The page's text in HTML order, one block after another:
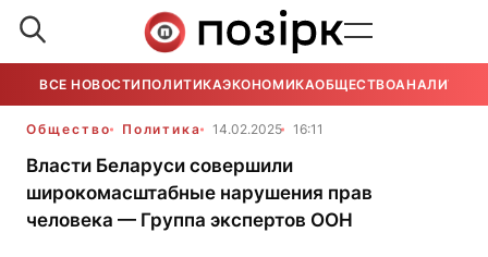
ВСЕ НОВОСТИ ПОЛИТИКАЭКОНОМИКАОБЩЕСТВОАНАЛИТИКА
Общество Политика 14.02.2025 16:11
Власти Беларуси совершили
широкомасштабные нарушения прав
человека — Группа экспертов ООН